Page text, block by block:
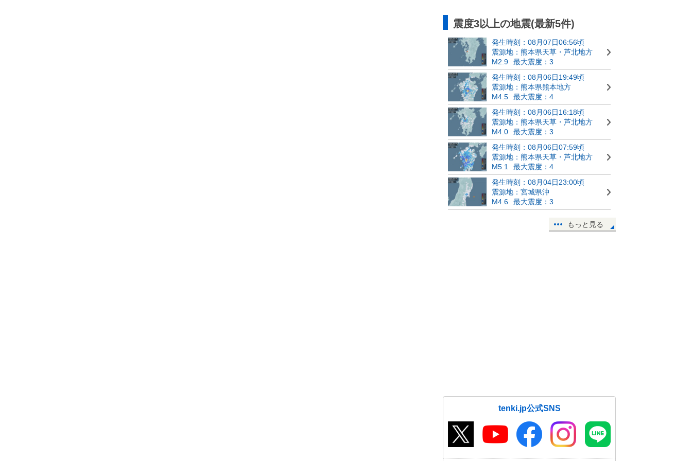
震度3以上の地震(最新5件)
発生時刻：08月07日06:56頃
震源地：熊本県天草・芦北地方
M2.9
最大震度：3
発生時刻：08月06日19:49頃
震源地：熊本県熊本地方
M4.5
最大震度：4
発生時刻：08月06日16:18頃
震源地：熊本県天草・芦北地方
M4.0
最大震度：3
発生時刻：08月06日07:59頃
震源地：熊本県天草・芦北地方
M5.1
最大震度：4
発生時刻：08月04日23:00頃
震源地：宮城県沖
M4.6
最大震度：3
もっと見る
tenki.jp公式SNS